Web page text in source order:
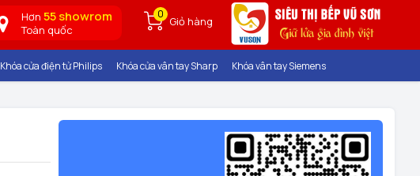
Hơn 55 showrom
Toàn quốc
0
Giỏ hàng
Khóa cửa điện tử Philips Khóa cửa vân tay Sharp Khóa vân tay Siemens